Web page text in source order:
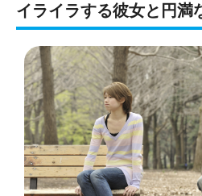
イライラする彼女と円満